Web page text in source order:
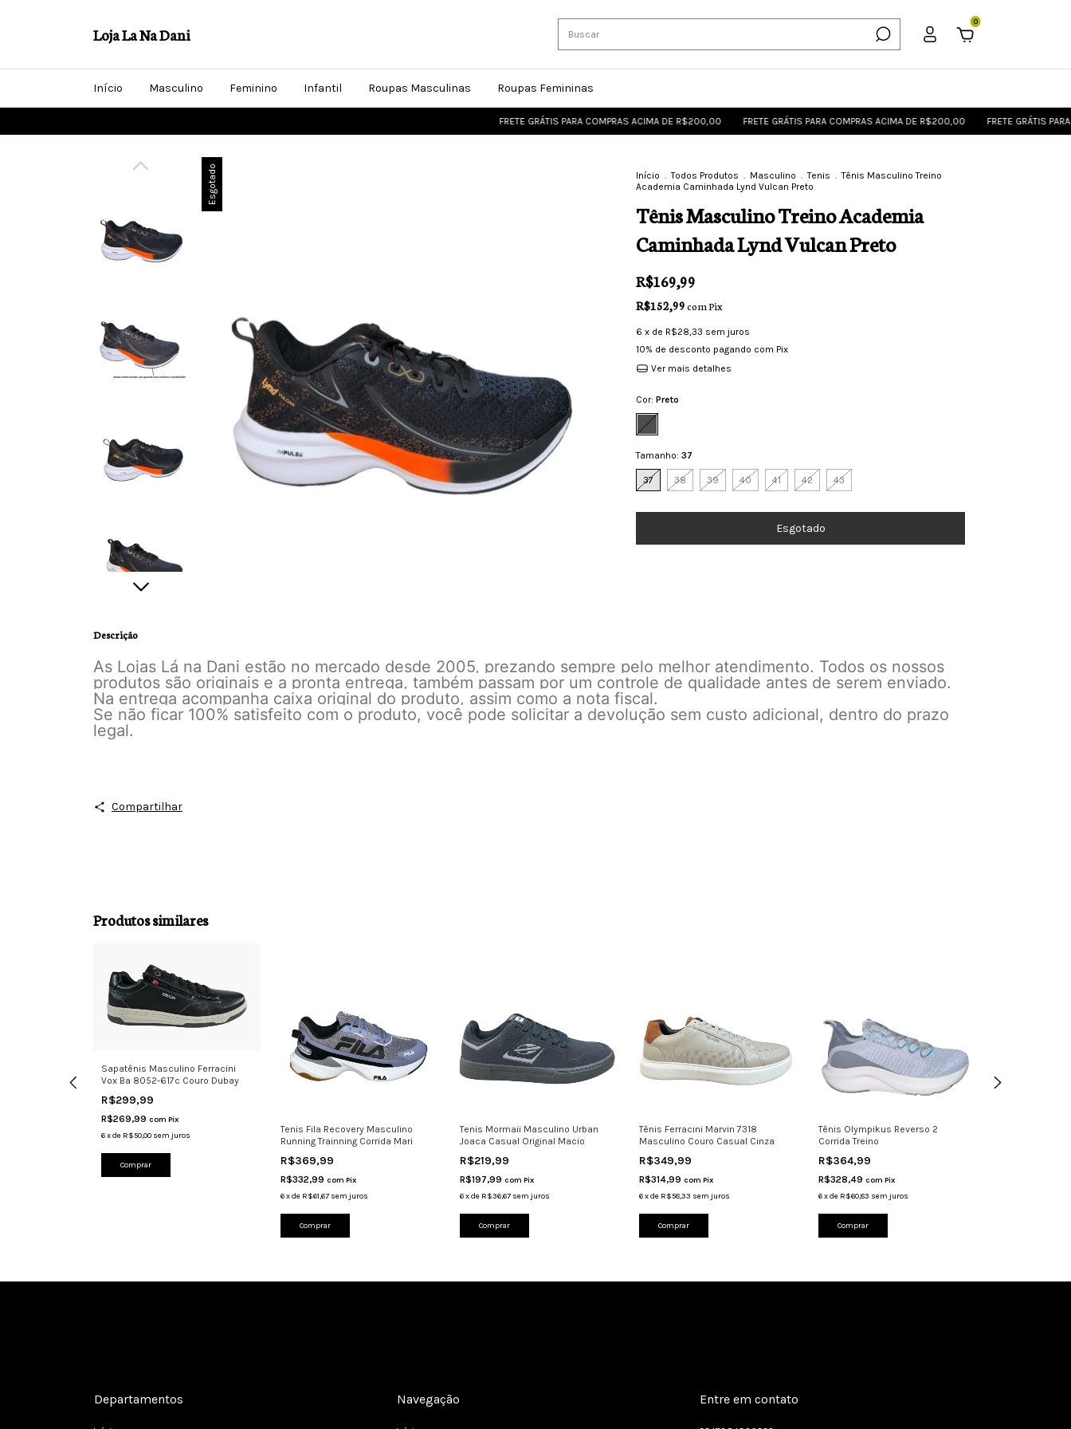
Loja La Na Dani
0
Início Masculino Feminino Infantil Roupas Masculinas Roupas Femininas
FRETE GRÁTIS PARA COMPRAS ACIMA DE R$200,00 FRETE GRÁTIS PARA COMPRAS ACIMA DE R$200,00 FRETE GRÁTIS PARA
Esgotado Início . Todos Produtos . Masculino . Tenis . Tênis Masculino Treino
Academia Caminhada Lynd Vulcan Preto
Tênis Masculino Treino Academia
Caminhada Lynd Vulcan Preto
R$169,99
R$152,99comPix
6 x de R$28,33 sem juros
10% de desconto pagando com Pix
Ver mais detalhes
Cor: Preto
Tamanho: 37
37 38 39 40 41 42 43
Descrição
As Lojas Lá na Dani estão no mercado desde 2005, prezando sempre pelo melhor atendimento. Todos os nossos
produtos são originais e a pronta entrega, também passam por um controle de qualidade antes de serem enviado.
Na entrega acompanha caixa original do produto, assim como a nota fiscal.
Se não ficar 100% satisfeito com o produto, você pode solicitar a devolução sem custo adicional, dentro do prazo
legal.
Compartilhar
Produtos similares
Sapatênis Masculino Ferracini
Vox Ba 8052-617c Couro Dubay
R$299,99
R$269,99 com Pix
6xde R$50,00 sem juros
Comprar
Tenis Fila Recovery Masculino
Running Trainning Corrida Mari
R$369,99
R$332,99 com Pix
6xde R$61,67 sem juros
Comprar
Tenis Mormaii Masculino Urban
Joaca Casual Original Macio
R$219,99
R$197,99 com Pix
6xde R$36,67 sem juros
Comprar
Tênis Ferracini Marvin 7318
Masculino Couro Casual Cinza
R$349,99
R$314,99 com Pix
6xde R$58,33 sem juros
Comprar
Tênis Olympikus Reverso 2
Corrida Treino
R$364,99
R$328,49 com Pix
6xde R$60,83 sem juros
Comprar
Departamentos Navegação Entre em contato